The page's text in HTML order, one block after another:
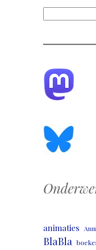
animaties
BlaBla